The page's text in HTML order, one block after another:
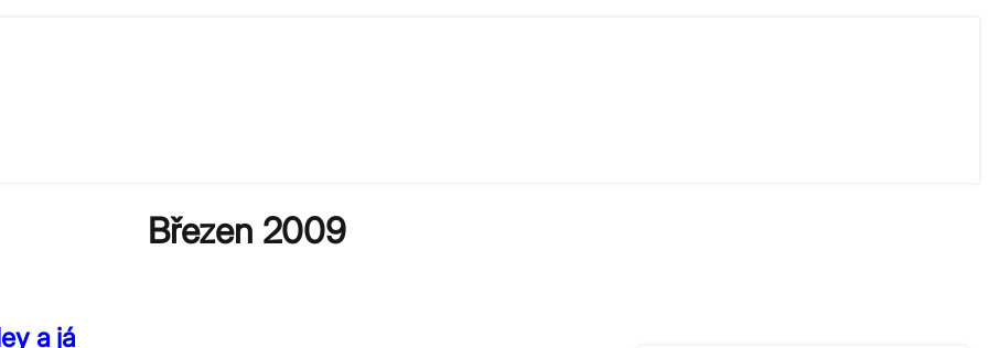
Březen 2009
a já